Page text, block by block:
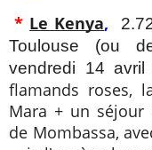
* Le Kenya,
Toulouse (ou
vendredi 14
flamands roses,
Mara + un séjour
de Mombassa,